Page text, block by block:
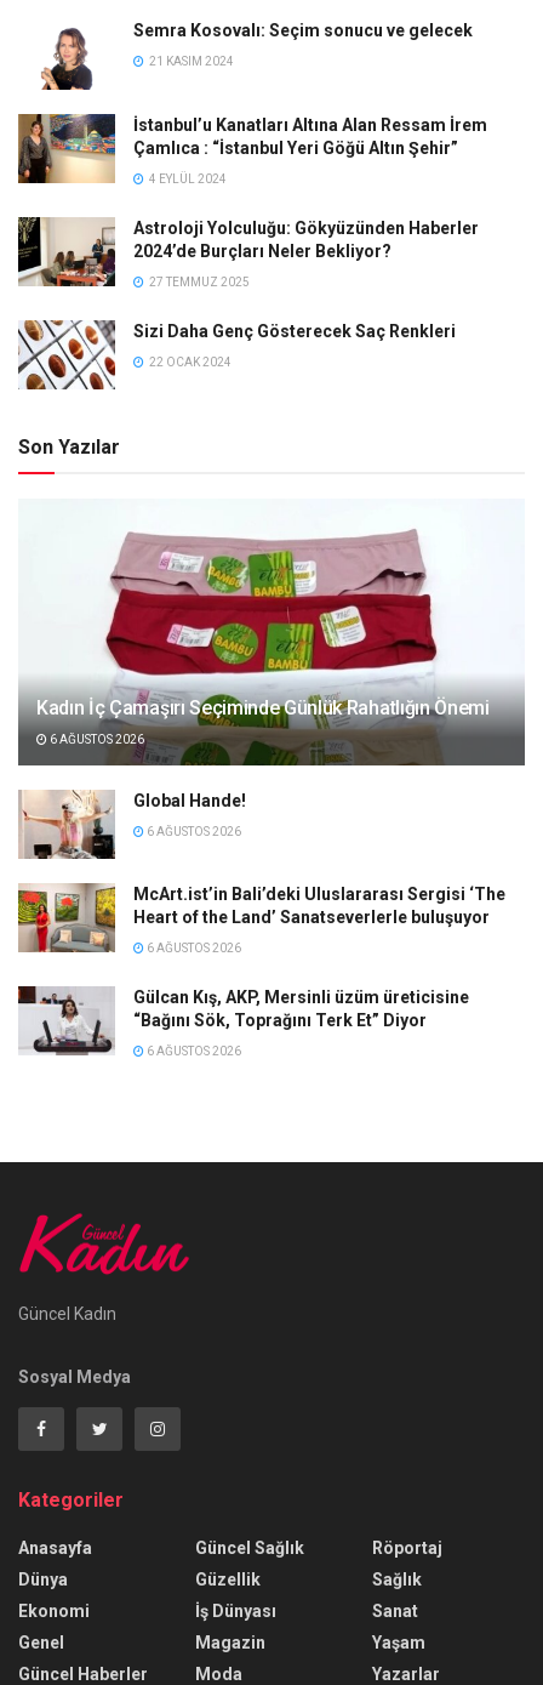
Semra Kosovalı: Seçim sonucu ve gelecek
21 KASIM 2024
İstanbul’u Kanatları Altına Alan Ressam İrem
Çamlıca : “İstanbul Yeri Göğü Altın Şehir”
4 EYLÜL 2024
Astroloji Yolculuğu: Gökyüzünden Haberler
2024’de Burçları Neler Bekliyor?
27 TEMMUZ 2025
Sizi Daha Genç Gösterecek Saç Renkleri
22 OCAK 2024
Son Yazılar
Kadın İç Çamaşırı Seçiminde Günlük Rahatlığın Önemi
6 AĞUSTOS 2026
Global Hande!
6 AĞUSTOS 2026
McArt.ist’in Bali’deki Uluslararası Sergisi ‘The
Heart of the Land’ Sanatseverlerle buluşuyor
6 AĞUSTOS 2026
Gülcan Kış, AKP, Mersinli üzüm üreticisine
“Bağını Sök, Toprağını Terk Et” Diyor
6 AĞUSTOS 2026
Güncel Kadın
Sosyal Medya
Kategoriler
Anasayfa
Dünya
Ekonomi
Genel
Güncel Haberler
Güncel Sağlık
Güzellik
İş Dünyası
Magazin
Moda
Röportaj
Sağlık
Sanat
Yaşam
Yazarlar